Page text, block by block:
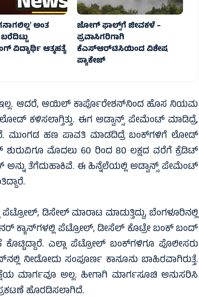
ಅಂತ
ವಿದ್ಯಾರ್ಥಿ ಆತ್ಮಹತ್ಯೆ‌
ಜೋಗ್‌ ಫಾಲ್ಸ್‌ಗೆ ಜೀವಕಳೆ –
ಪ್ರವಾಸಿಗರಿಗಾಗಿ
ಕೆಎಸ್ಆರ್‌ಟಿಸಿಯಿಂದ ವಿಶೇಷ
ಪ್ಯಾಕೇಜ್
ಇಲ್ಲ. ಆದರೆ, ಆಯಿಲ್ ಕಾರ್ಪೊರೇಶನ್‌ನಿಂದ ಹೊಸ ನಿಯಮ
ಕಳಿಸಲಾಗ್ತಿತ್ತು. ಈಗ ಅಡ್ವಾನ್ಸ್ ಪೇಮೆಂಟ್ ಮಾಡಿದ್ರೆ,
ಮುಂಗಡ ಹಣ ಪಾವತಿ ಮಾಡದಿದ್ರೆ ಬಂಕ್‌ಗಳಿಗೆ ಲೋಡ್
ಶುರುವಿಗೂ ಮೊದಲು 60 ರಿಂದ 80 ಲಕ್ಷದ ವರೆಗೆ ಕ್ರೆಡಿಟ್
ತೆಗೆದುಹಾಕಿವೆ. ಈ ಹಿನ್ನೆಲೆಯಲ್ಲಿ ಅಡ್ವಾನ್ಸ್‌ ಪೇಮೆಂಟ್
ಡಿಸೇಲ್ ಮಾರಾಟ ಮಾಡುತ್ತಿದ್ದು, ಬೆಂಗಳೂರಿನಲ್ಲಿ
ಕ್ಯಾನ್‌ಗಳಲ್ಲಿ ಪೆಟ್ರೋಲ್, ಡೀಸೆಲ್ ಕೊಟ್ರೇ ಬಂಕ್ ಬಂದ್
ಎಲ್ಲಾ ಪೆಟ್ರೋಲ್ ಬಂಕ್‌ಗಳಿಗೂ ಪೊಲೀಸರು
ನೀಡೋದು ಸಂಪೂರ್ಣ ಕಾನೂನು ಬಾಹಿರವಾಗಿರುತ್ತೆ.
ಮಾರ್ಗವೂ ಅಲ್ಲ. ಹೀಗಾಗಿ ಮಾರ್ಗಸೂಚಿ ಅನುಸರಿಸಿ
ಹೊರಡಿಸಲಾಗಿದೆ.